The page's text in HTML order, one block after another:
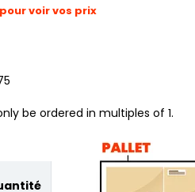
voir vos prix
be ordered in multiples of 1.